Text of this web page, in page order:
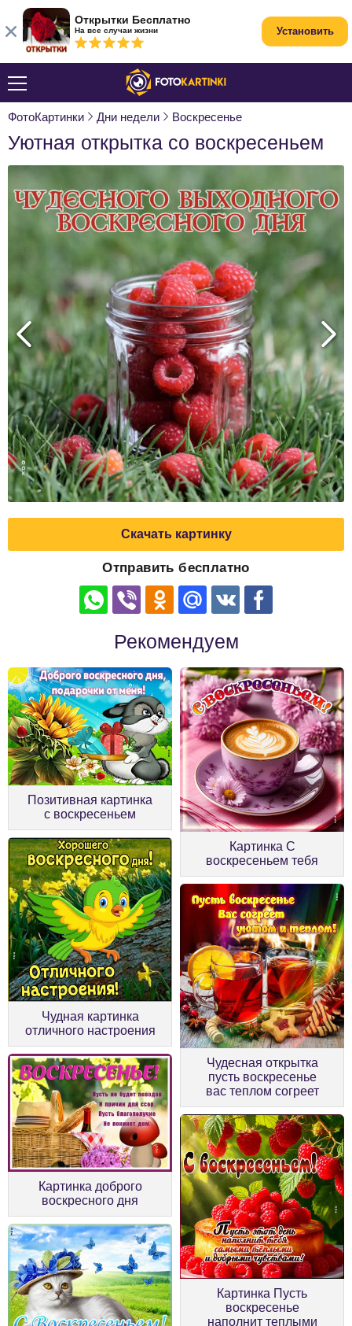
ФотоКартинки Дни недели Воскресенье
Уютная открытка со воскресеньем
Скачать картинку
Отправить бесплатно
Рекомендуем
Позитивная картинка
с воскресеньем
Картинка С
воскресеньем тебя
Чудная картинка
отличного настроения
Чудесная открытка
пусть воскресенье
вас теплом согреет
Картинка доброго
воскресного дня
Картинка Пусть
воскресенье
наполнит теплыми
Открытки Бесплатно
На все случаи жизни Установить